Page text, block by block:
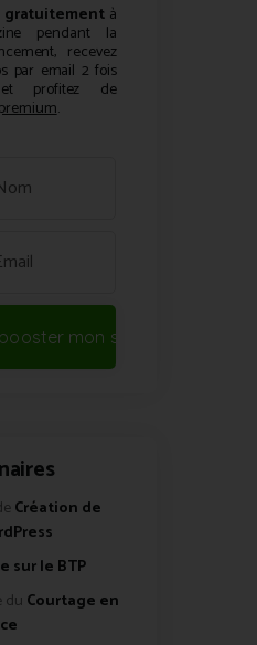
gratuitementà
pendant la
recevez
par email 2 fois
profitez de
.
mon site !
Création de
sur le BTP
du Courtage en